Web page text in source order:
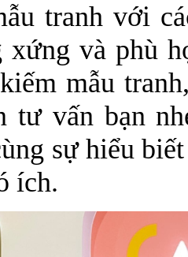
tranh với
xứng và phù
mẫu
tư vấn bạn
sự hiểu
ích.